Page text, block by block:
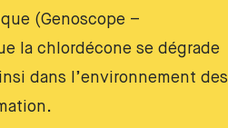
(Genoscope –
la chlordécone se dégrade
dans l’environnement des